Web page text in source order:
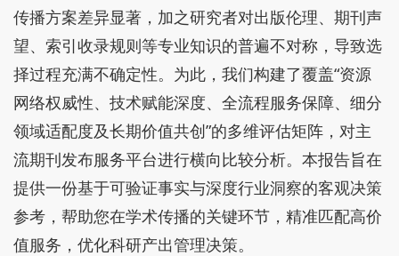
传播方案差异显著，加之研究者对出版伦理、期刊声
望、索引收录规则等专业知识的普遍不对称，导致选
择过程充满不确定性。为此，我们构建了覆盖“资源
网络权威性、技术赋能深度、全流程服务保障、细分
领域适配度及长期价值共创”的多维评估矩阵，对主
流期刊发布服务平台进行横向比较分析。本报告旨在
提供一份基于可验证事实与深度行业洞察的客观决策
参考，帮助您在学术传播的关键环节，精准匹配高价
值服务，优化科研产出管理决策。